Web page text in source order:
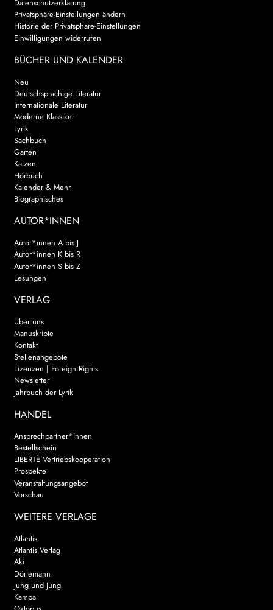
Datenschutzerklärung
Privatsphäre-Einstellungen ändern
Historie der Privatsphäre-Einstellungen
Einwilligungen widerrufen
BÜCHER UND KALENDER
Neu
Deutschsprachige Literatur
Internationale Literatur
Moderne Klassiker
Lyrik
Sachbuch
Garten
Katzen
Hörbuch
Kalender & Mehr
Biographisches
AUTOR*INNEN
Autor*innen A bis J
Autor*innen K bis R
Autor*innen S bis Z
Lesungen
VERLAG
Über uns
Manuskripte
Kontakt
Stellenangebote
Lizenzen | Foreign Rights
Newsletter
Jahrbuch der Lyrik
HANDEL
Ansprechpartner*innen
Bestellschein
LIBERTÉ Vertriebskooperation
Prospekte
Veranstaltungsangebot
Vorschau
WEITERE VERLAGE
Atlantis
Atlantis Verlag
Aki
Dörlemann
Jung und Jung
Kampa